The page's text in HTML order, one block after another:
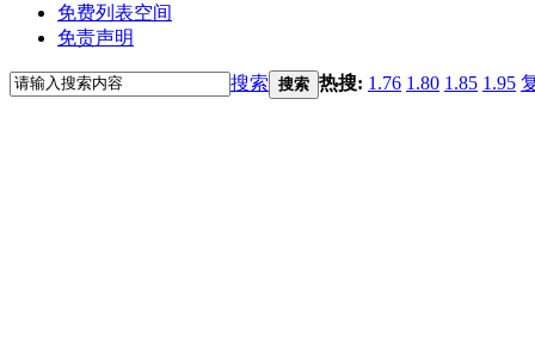
免费列表空间
免责声明
搜索 搜索 热搜: 1.76 1.80 1.85 1.95